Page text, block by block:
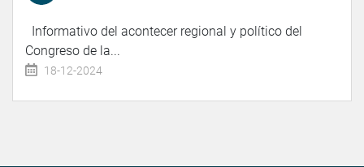
Informativo del acontecer regional y político del
Congreso de la...
18-12-2024